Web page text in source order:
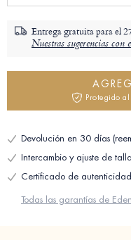
Entrega gratuita para el
Nuestras sugerencias con
Protegido
Devolución en 30 días
Intercambio y ajuste de
Certificado de autenticidad
Todas las garantías de